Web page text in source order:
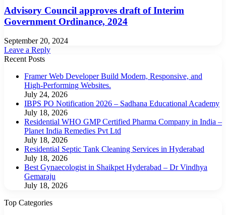
Advisory Council approves draft of Interim
Government Ordinance, 2024
September 20, 2024
Leave a Reply
Recent Posts
Framer Web Developer Build Modern, Responsive, and
High-Performing Websites.
July 24, 2026
IBPS PO Notification 2026 – Sadhana Educational Academy
July 18, 2026
Residential WHO GMP Certified Pharma Company in India –
Planet India Remedies Pvt Ltd
July 18, 2026
Residential Septic Tank Cleaning Services in Hyderabad
July 18, 2026
Best Gynaecologist in Shaikpet Hyderabad – Dr Vindhya
Gemaraju
July 18, 2026
Top Categories